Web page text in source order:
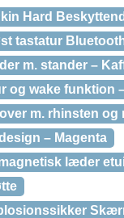
Hard
tastatur
m. stander –
og wake funktion
m. rhinsten
– Magenta
læder